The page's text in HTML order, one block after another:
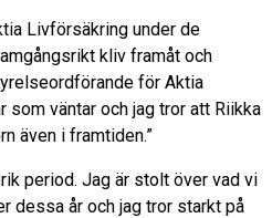
Livförsäkring under de
kliv framåt och
för Aktia
som väntar och jag tror att Riikka
även i framtiden.”
period. Jag är stolt över vad vi
dessa år och jag tror starkt på